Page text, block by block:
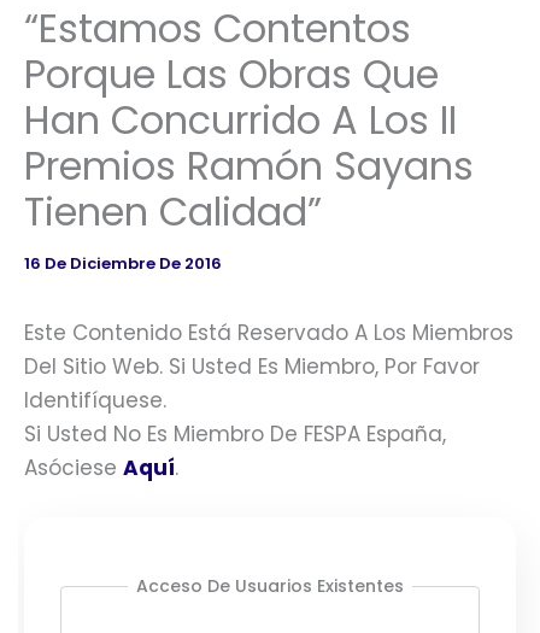
“Estamos Contentos
Porque Las Obras Que
Han Concurrido A Los II
Premios Ramón Sayans
Tienen Calidad”
16 De Diciembre De 2016
Este Contenido Está Reservado A Los Miembros
Del Sitio Web. Si Usted Es Miembro, Por Favor
Identifíquese.
Si Usted No Es Miembro De FESPA España,
Asóciese Aquí.
Acceso De Usuarios Existentes